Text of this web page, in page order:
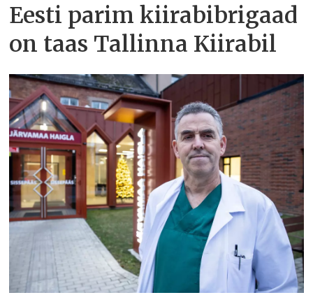
Eesti parim kiirabibrigaad
on taas Tallinna Kiirabil